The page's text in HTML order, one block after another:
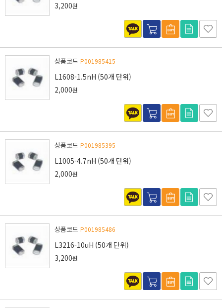
3,200원
상품코드 P001985415
L1608-1.5nH (50개 단위)
2,000원
상품코드 P001985395
L1005-4.7nH (50개 단위)
2,000원
상품코드 P001985486
L3216-10uH (50개 단위)
3,200원